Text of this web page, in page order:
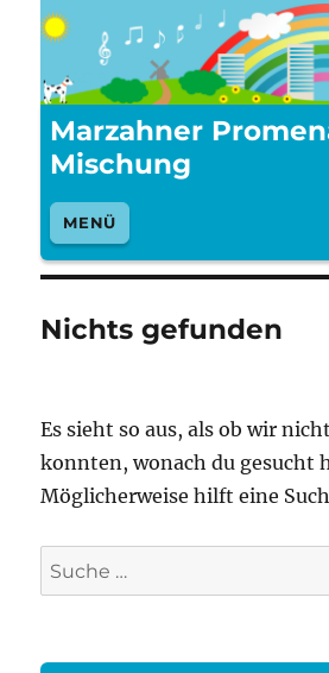
Marzahner
Mischung
MENÜ
Nichts gefunden
Es sieht so aus, als ob wir
konnten, wonach du gesucht
Möglicherweise hilft eine
Suche
nach: